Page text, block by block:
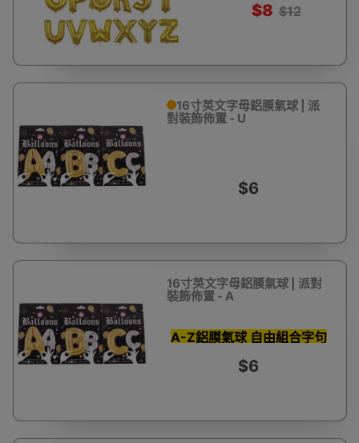
$8 $12
16寸英文字母鋁膜氣球 | 派
對裝飾佈置 - U
$6
16寸英文字母鋁膜氣球 | 派對
裝飾佈置 - A
A-Z鋁膜氣球 自由組合字句
$6